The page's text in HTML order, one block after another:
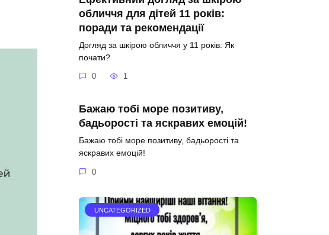
обличчя для дітей 11 років:
поради та рекомендації
Догляд за шкірою обличчя у 11 років: Як
почати?
0 1
Бажаю тобі море позитиву,
бадьорості та яскравих емоцій!
Бажаю тобі море позитиву, бадьорості та
яскравих емоцій!
0
UNCATEGORIZED